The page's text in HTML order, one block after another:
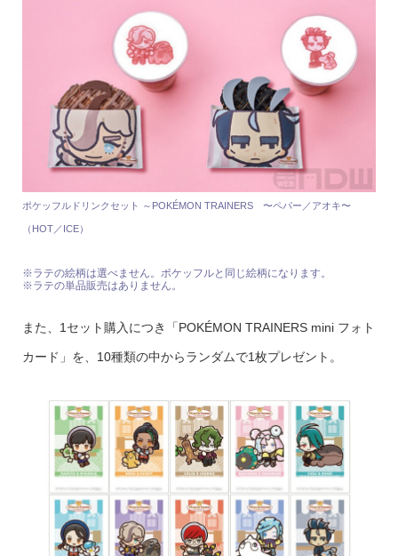
ポケッフルドリンクセット ～POKÉMON TRAINERS 〜ペパー／アオキ〜
（HOT／ICE）
※ラテの絵柄は選べません。ポケッフルと同じ絵柄になります。
※ラテの単品販売はありません。
また、1セット購入につき「POKÉMON TRAINERS mini フォト
カード」を、10種類の中からランダムで1枚プレゼント。